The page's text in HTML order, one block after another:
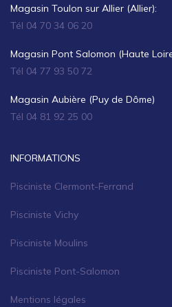
Magasin Toulon sur Allier (Allier):
Tél 04 70 34 06 20
Magasin Pont Salomon (Haute
Tél 04 77 93 50 72
Magasin Aubière (Puy de Dôme)
Tél 04 81 92 25 00
INFORMATIONS
Pisciniste Clermont-Ferrand
Pisciniste Vichy
Pisciniste Moulins
Pisciniste Pont-Salomon
Mentions légales